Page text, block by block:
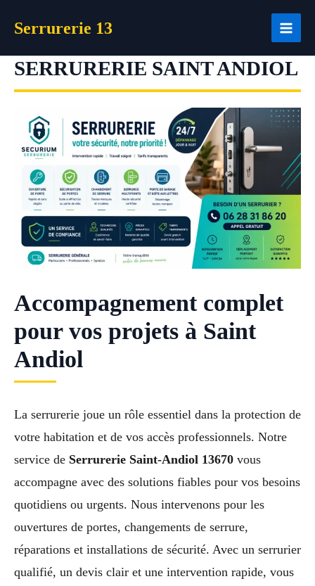
Serrurerie 13
SERRURERIE SAINT ANDIOL
Accompagnement complet
pour vos projets à Saint
Andiol
La serrurerie joue un rôle essentiel dans la protection de
votre habitation et de vos accès professionnels. Notre
service de Serrurerie Saint-Andiol 13670 vous
accompagne avec des solutions fiables pour vos besoins
quotidiens ou urgents. Nous intervenons pour les
ouvertures de portes, changements de serrure,
réparations et installations de sécurité. Avec un serrurier
qualifié, un devis clair et une intervention rapide, vous